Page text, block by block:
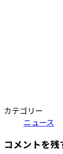
カテゴリー
ニュース
コメントを残